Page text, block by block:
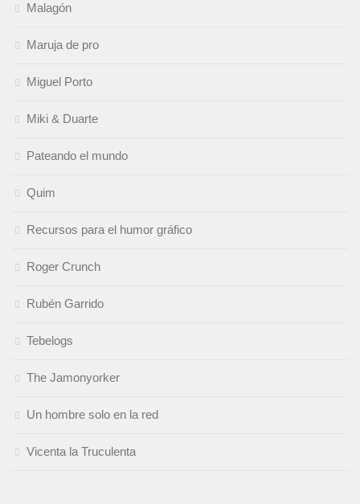
Malagón
Maruja de pro
Miguel Porto
Miki & Duarte
Pateando el mundo
Quim
Recursos para el humor gráfico
Roger Crunch
Rubén Garrido
Tebelogs
The Jamonyorker
Un hombre solo en la red
Vicenta la Truculenta